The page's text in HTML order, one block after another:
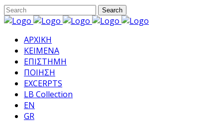
ΑΡΧΙΚΗ
ΚΕΙΜΕΝΑ
ΕΠΙΣΤΗΜΗ
ΠΟΙΗΣΗ
EXCERPTS
LB Collection
EN
GR